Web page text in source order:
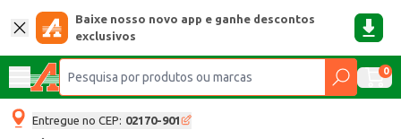
Baixe nosso novo app e ganhe descontos
exclusivos
0
Entregue no CEP: 02170-901